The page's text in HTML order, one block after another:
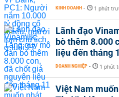
KINH DOANH - 1 phút
Lãnh đạo
bò thêm 8.000
liệu đến tháng
DOANH NGHIỆP - 1 phút
Việt Nam